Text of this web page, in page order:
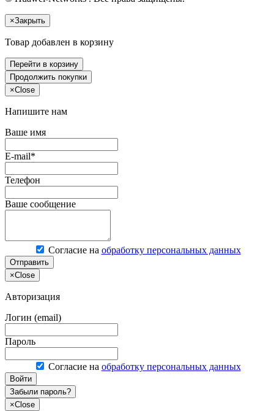
×Закрыть
Товар добавлен в корзину
Перейти в корзину
Продолжить покупки
×Close
Напишите нам
Ваше имя
E-mail*
Телефон
Ваше сообщение
Согласие на обработку персональных данных
Отправить
×Close
Авторизация
Логин (email)
Пароль
Согласие на обработку персональных данных
Войти
Забыли пароль?
×Close